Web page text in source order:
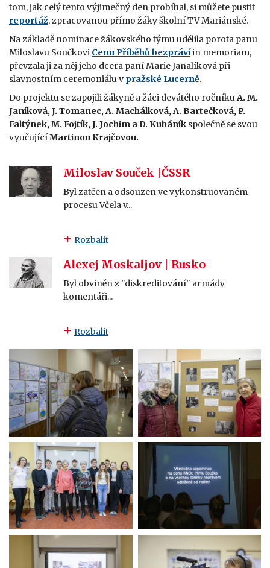
tom, jak celý tento výjimečný den probíhal, si můžete pustit
reportáž, zpracovanou přímo žáky školní TV Mariánské.
Na základě nominace žákovského týmu udělila porota panu
Miloslavu Součkovi Cenu Příběhů bezprávíin memoriam,
převzala ji za něj jeho dcera paní Marie Janalíková při
slavnostním ceremoniálu v pražské Lucerně.
Do projektu se zapojili žákyně a žáci devátého ročníkuA. M.
Janíková, J. Tomanec, A. Machálková, A. Bartečková, P.
Faltýnek, M. Fojtík, J. Jochim a D. Kubáník společně se svou
vyučujícíMartinou Krajčovou.
Miloslav Souček |ČSSR
Byl zatčen a odsouzen ve vykonstruovaném
procesu Včela v...
Rozbalit
Alexej Moskaljov | Rusko
Byl obviněn z "diskreditování" armády
komentáři...
Rozbalit